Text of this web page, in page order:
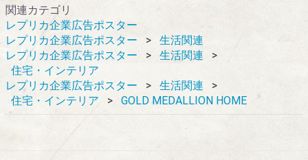
関連カテゴリ
レプリカ企業広告ポスター
レプリカ企業広告ポスター
生活関連
レプリカ企業広告ポスター
生活関連
住宅・インテリア
レプリカ企業広告ポスター
生活関連
住宅・インテリア
GOLD MEDALLION HOME